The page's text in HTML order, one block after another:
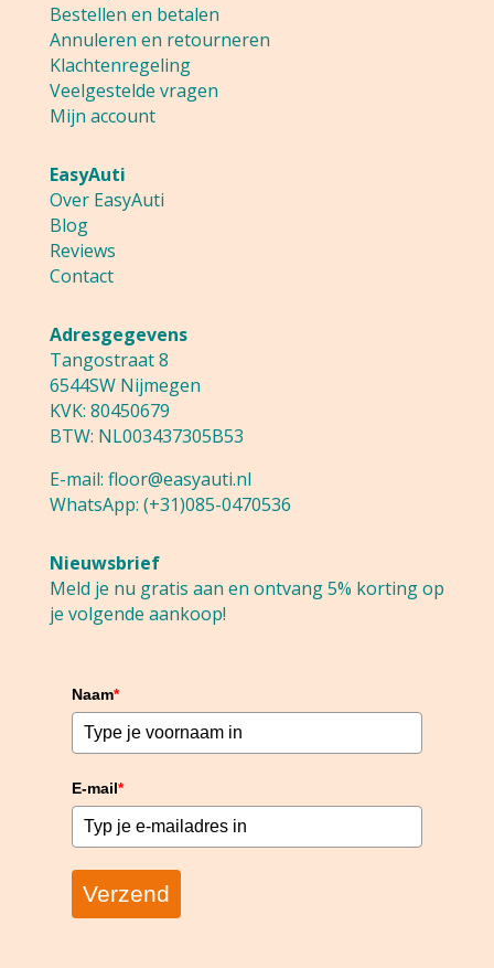
Bestellen en betalen
Annuleren en retourneren
Klachtenregeling
Veelgestelde vragen
Mijn account
EasyAuti
Over EasyAuti
Blog
Reviews
Contact
Adresgegevens
Tangostraat 8
6544SW Nijmegen
KVK: 80450679
BTW: NL003437305B53
E-mail: floor@easyauti.nl
WhatsApp: (+31)085-0470536
Nieuwsbrief
Meld je nu gratis aan en ontvang 5% korting op
je volgende aankoop!
Naam*
E-mail*
Verzend